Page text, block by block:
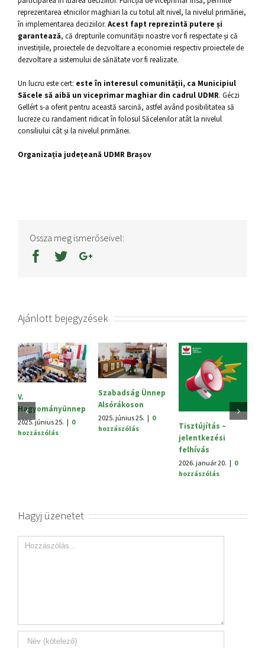
reprezentarea etnicilor maghiari la cu totul alt nivel, la nivelul primăriei,
în implementarea deciziilor. Acest fapt reprezintă putere și
garantează, că drepturile comunității noastre vor fi respectate și că
investițiile, proiectele de dezvoltare a economiei respectiv proiectele de
dezvoltare a sistemului de sănătate vor fi realizate.
Un lucru este cert: este în interesul comunității, ca Municipiul
Săcele să aibă un viceprimar maghiar din cadrul UDMR. Géczi
Gellért s-a oferit pentru această sarcină, astfel având posibilitatea să
lucreze cu randament ridicat în folosul Săcelenilor atât la nivelul
consiliului cât și la nivelul primăriei.
Organizația județeană UDMR Brașov
Ossza meg ismerőseivel:
Ajánlott bejegyzések
V.
Hagyományünnep
2025. június 25. | 0
hozzászólás
Szabadság Ünnep
Alsórákoson
2025. június 25. | 0
hozzászólás
Tisztújítás –
jelentkezési
felhívás
2026. január 20. | 0
hozzászólás
Hagyj üzenetet